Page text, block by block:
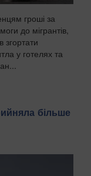
гроші за
до мігрантів,
згортати
у готелях та
більше